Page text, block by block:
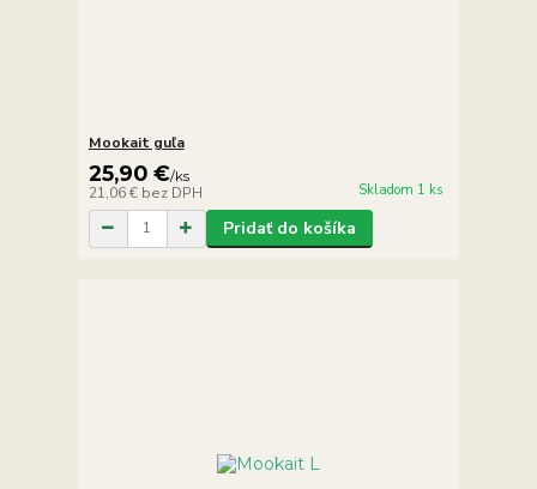
Mookait guľa
25,90 €/ks
21,06 € bez DPH Skladom 1 ks
Pridať do košíka